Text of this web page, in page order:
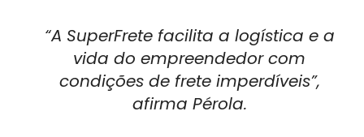
“A SuperFrete facilita a logística e a
vida do empreendedor com
condições de frete imperdíveis”,
afirma Pérola.